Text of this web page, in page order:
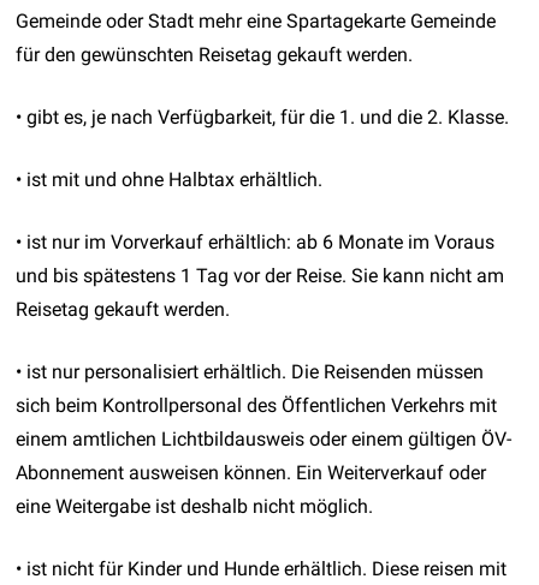
Gemeinde oder Stadt mehr eine Spartagekarte Gemeinde
für den gewünschten Reisetag gekauft werden.
• gibt es, je nach Verfügbarkeit, für die 1. und die 2. Klasse.
• ist mit und ohne Halbtax erhältlich.
• ist nur im Vorverkauf erhältlich: ab 6 Monate im Voraus
und bis spätestens 1 Tag vor der Reise. Sie kann nicht am
Reisetag gekauft werden.
• ist nur personalisiert erhältlich. Die Reisenden müssen
sich beim Kontrollpersonal des Öffentlichen Verkehrs mit
einem amtlichen Lichtbildausweis oder einem gültigen ÖV-
Abonnement ausweisen können. Ein Weiterverkauf oder
eine Weitergabe ist deshalb nicht möglich.
• ist nicht für Kinder und Hunde erhältlich. Diese reisen mit